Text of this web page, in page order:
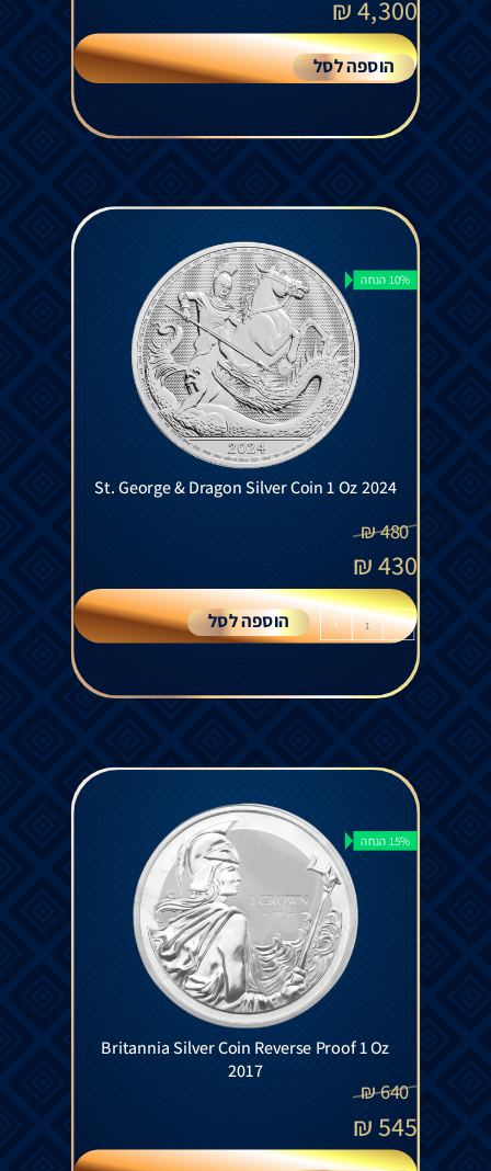
4,300
₪
הוספה לסל
10% הנחה
St. George & Dragon Silver Coin 1 Oz 2024
480
₪
430
₪
-
+ הוספה לסל
15% הנחה
Britannia Silver Coin Reverse Proof 1 Oz
2017
640
₪
545
₪